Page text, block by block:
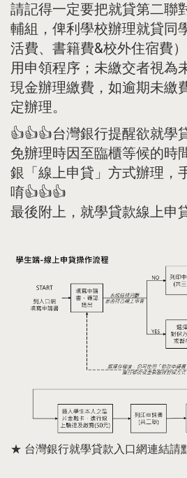
請記得一定要把就貸第二聯
輔組，俾利學校辦理就貸同
活費、書籍費&校外住宿費
用申領程序；未繳交者視為
現金辦理繳費，如逾期未繳
定辦理。
👍👍👍台灣銀行提醒欲就學
免辦理時因至臨櫃等候的時
銀「線上申貸」方式辦理，
唷👍👍👍
最後附上，就學貸款線上申
★ 台灣銀行就學貸款入口網連結請